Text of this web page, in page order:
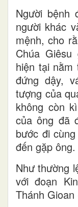
Người bệnh
người khác
mệnh, cho
Chúa
hiện tại nằm
đứng dậy,
tượng của
không còn
của ông đã
bước đi
đến gặp ông.
Như thường
với đoạn
Thánh